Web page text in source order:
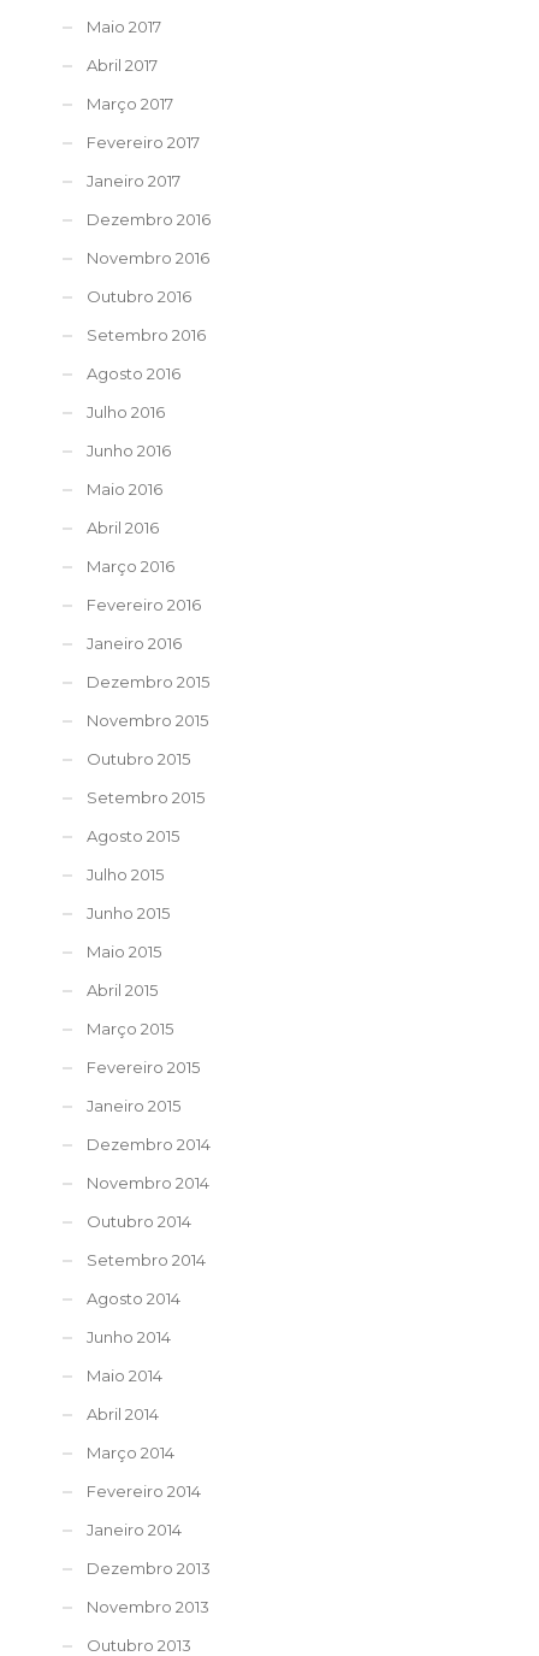
Maio 2017
Abril 2017
Março 2017
Fevereiro 2017
Janeiro 2017
Dezembro 2016
Novembro 2016
Outubro 2016
Setembro 2016
Agosto 2016
Julho 2016
Junho 2016
Maio 2016
Abril 2016
Março 2016
Fevereiro 2016
Janeiro 2016
Dezembro 2015
Novembro 2015
Outubro 2015
Setembro 2015
Agosto 2015
Julho 2015
Junho 2015
Maio 2015
Abril 2015
Março 2015
Fevereiro 2015
Janeiro 2015
Dezembro 2014
Novembro 2014
Outubro 2014
Setembro 2014
Agosto 2014
Junho 2014
Maio 2014
Abril 2014
Março 2014
Fevereiro 2014
Janeiro 2014
Dezembro 2013
Novembro 2013
Outubro 2013